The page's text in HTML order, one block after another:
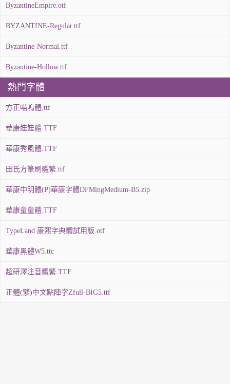
ByzantineEmpire.otf
BYZANTINE-Regular.ttf
Byzantine-Normal.ttf
Byzantine-Hollow.ttf
熱門字體
方正喵嗚體.ttf
華康娃娃體.TTF
華康秀風體.TTF
田氏方筆刷體繁.ttf
華康中明體(P)華康字體DFMingMedium-B5.zip
華康童童體.TTF
TypeLand 康熙字典體試用版.otf
華康黑體W5.ttc
超研澤注音體繁.TTF
正體(繁)中文點陣字Zfull-BIG5.ttf